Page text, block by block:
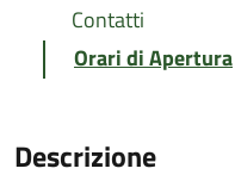
Contatti
Orari di Apertura
Descrizione